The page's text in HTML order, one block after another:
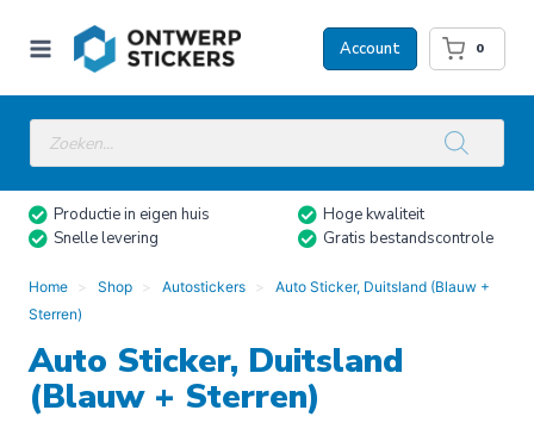
naar
Account 0
Producten
zoeken
Productie in eigen huis
Hoge kwaliteit
Snelle levering
Gratis bestandscontrole
Home Shop Autostickers
Auto Sticker, Duitsland (Blauw +
Sterren)
Auto Sticker, Duitsland
(Blauw + Sterren)